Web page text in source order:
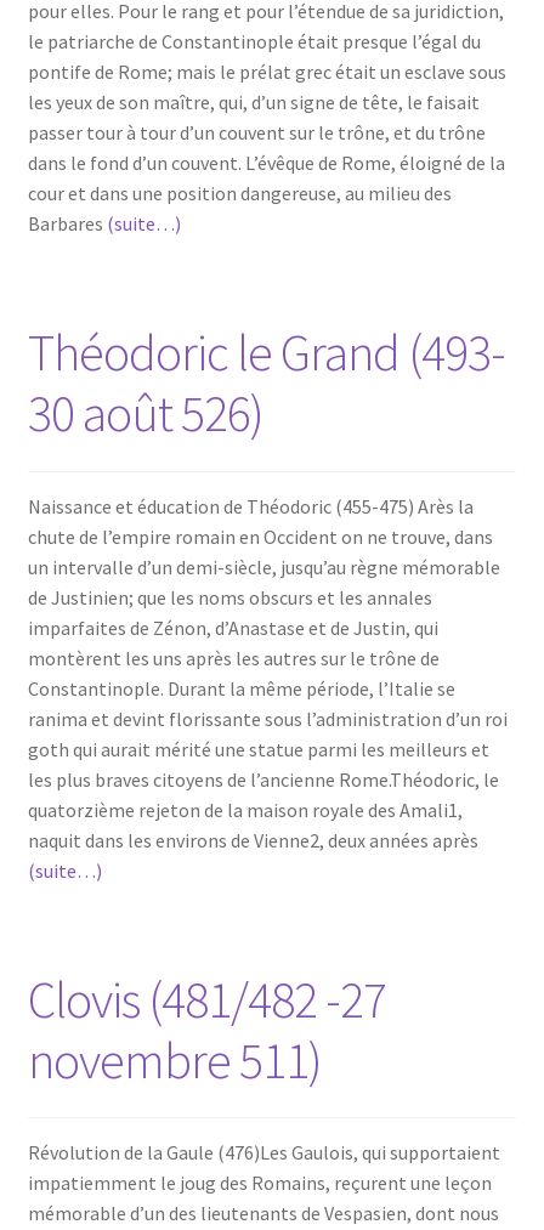
pour elles. Pour le rang et pour l’étendue de sa juridiction,
le patriarche de Constantinople était presque l’égal du
pontife de Rome; mais le prélat grec était un esclave sous
les yeux de son maître, qui, d’un signe de tête, le faisait
passer tour à tour d’un couvent sur le trône, et du trône
dans le fond d’un couvent. L’évêque de Rome, éloigné de la
cour et dans une position dangereuse, au milieu des
Barbares (suite…)
Théodoric le Grand (493-
30 août 526)
Naissance et éducation de Théodoric (455-475) Arès la
chute de l’empire romain en Occident on ne trouve, dans
un intervalle d’un demi-siècle, jusqu’au règne mémorable
de Justinien; que les noms obscurs et les annales
imparfaites de Zénon, d’Anastase et de Justin, qui
montèrent les uns après les autres sur le trône de
Constantinople. Durant la même période, l’Italie se
ranima et devint florissante sous l’administration d’un roi
goth qui aurait mérité une statue parmi les meilleurs et
les plus braves citoyens de l’ancienne Rome.Théodoric, le
quatorzième rejeton de la maison royale des Amali1,
naquit dans les environs de Vienne2, deux années après
(suite…)
Clovis (481/482 -27
novembre 511)
Révolution de la Gaule (476)Les Gaulois, qui supportaient
impatiemment le joug des Romains, reçurent une leçon
mémorable d’un des lieutenants de Vespasien, dont nous